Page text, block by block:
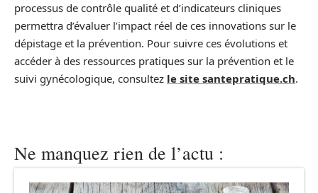
processus de contrôle qualité et d’indicateurs cliniques
permettra d’évaluer l’impact réel de ces innovations sur le
dépistage et la prévention. Pour suivre ces évolutions et
accéder à des ressources pratiques sur la prévention et le
suivi gynécologique, consultez le site santepratique.ch.
Ne manquez rien de l’actu :